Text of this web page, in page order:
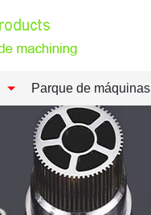
Parque de máquinas